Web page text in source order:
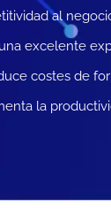
al
excelente
costes de
la